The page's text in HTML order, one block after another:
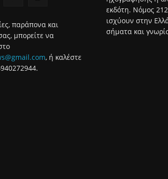
παράπονα και
μπορείτε να
, ή καλέστε
εκδότη. Νόμος
ισχύουν στην
σήματα και